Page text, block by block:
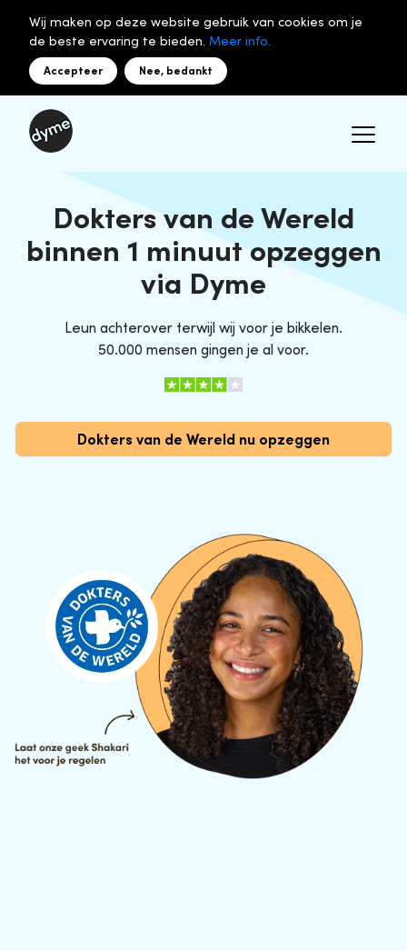
Wij maken op deze website gebruik van cookies om je
de beste ervaring te bieden. Meer info.
Accepteer Nee, bedankt
Dokters van de Wereld
binnen 1 minuut opzeggen
via Dyme
Leun achterover terwijl wij voor je bikkelen.
50.000 mensen gingen je al voor.
Dokters van de Wereld nu opzeggen